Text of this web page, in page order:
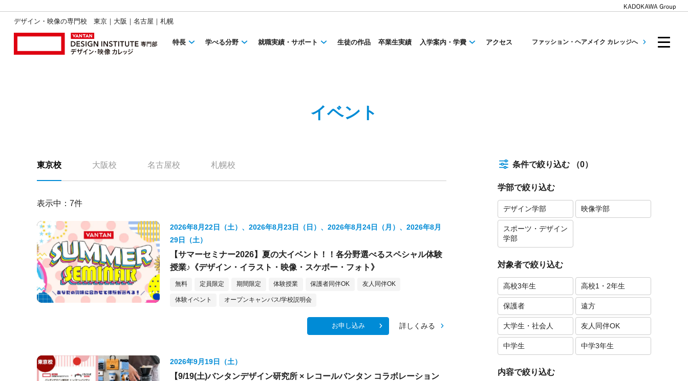
デザイン・映像の専門校 東京｜大阪｜名古屋｜札幌
特長 学べる分野 就職実績・サポート 生徒の作品 卒業生実績 入学案内・学費 アクセス ファッション・ヘアメイク カレッジへ
イベント
東京校 大阪校 名古屋校 札幌校
表示中： 7件
2026年8月22日（土）、2026年8月23日（日）、2026年8月24日（月）、2026年8月
29日（土）
【サマーセミナー2026】夏の大イベント！！各分野選べるスペシャル体験
授業♪《デザイン・イラスト・映像・スケボー・フォト》
無料 定員限定 期間限定 体験授業 保護者同伴OK 友人同伴OK
体験イベント オープンキャンパス/学校説明会
お申し込み 詳しくみる
2026年9月19日（土）
【9/19(土)バンタンデザイン研究所 × レコールバンタン コラボレーション
条件で絞り込む （0）
学部で絞り込む
デザイン学部 映像学部
スポーツ・デザイン
学部
対象者で絞り込む
高校3年生 高校1・2年生
保護者 遠方
大学生・社会人 友人同伴OK
中学生 中学3年生
内容で絞り込む